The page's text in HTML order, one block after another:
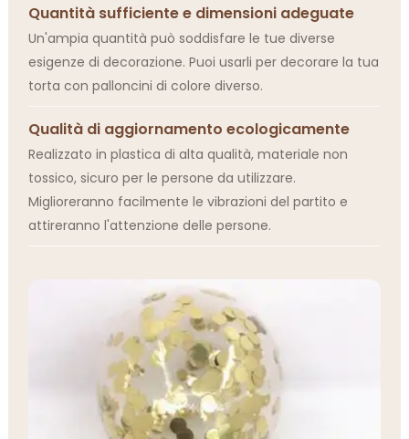
Quantità sufficiente e dimensioni adeguate
Un'ampia quantità può soddisfare le tue diverse
esigenze di decorazione. Puoi usarli per decorare la tua
torta con palloncini di colore diverso.
Qualità di aggiornamento ecologicamente
Realizzato in plastica di alta qualità, materiale non
tossico, sicuro per le persone da utilizzare.
Miglioreranno facilmente le vibrazioni del partito e
attireranno l'attenzione delle persone.